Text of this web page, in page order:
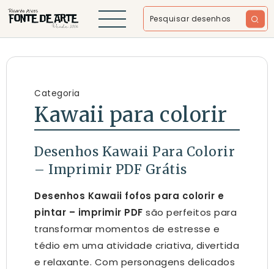
Categoria
Kawaii para colorir
Desenhos Kawaii Para Colorir
– Imprimir PDF Grátis
Desenhos Kawaii fofos para colorir e
pintar – imprimir PDF são perfeitos para
transformar momentos de estresse e
tédio em uma atividade criativa, divertida
e relaxante. Com personagens delicados